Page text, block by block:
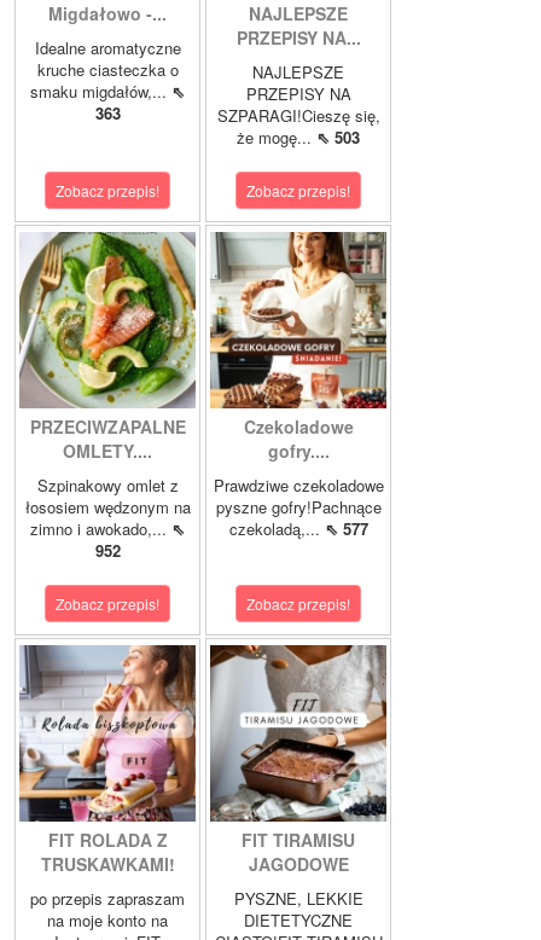
Migdałowo -...
Idealne aromatyczne
kruche ciasteczka o
smaku migdałów,... ⇖
363
Zobacz przepis!
NAJLEPSZE
PRZEPISY NA...
NAJLEPSZE
PRZEPISY NA
SZPARAGI!Cieszę się,
że mogę... ⇖ 503
Zobacz przepis!
PRZECIWZAPALNE
OMLETY....
Szpinakowy omlet z
łososiem wędzonym na
zimno i awokado,... ⇖
952
Zobacz przepis!
Czekoladowe
gofry....
Prawdziwe czekoladowe
pyszne gofry!Pachnące
czekoladą,... ⇖ 577
Zobacz przepis!
FIT ROLADA Z
TRUSKAWKAMI!
po przepis zapraszam
na moje konto na
FIT TIRAMISU
JAGODOWE
PYSZNE, LEKKIE
DIETETYCZNE